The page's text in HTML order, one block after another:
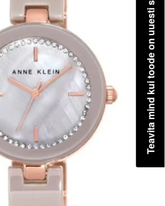
Teavita mind kui toode on uuesti saadaval